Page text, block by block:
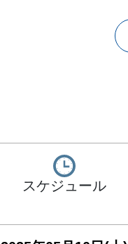
スケジュール